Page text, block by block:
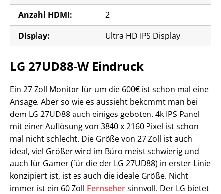
Anzahl HDMI:
2
Display:
Ultra HD IPS Display
LG 27UD88-W Eindruck
Ein 27 Zoll Monitor für um die 600€ ist schon mal eine
Ansage. Aber so wie es aussieht bekommt man bei
dem LG 27UD88 auch einiges geboten. 4k IPS Panel
mit einer Auflösung von 3840 x 2160 Pixel ist schon
mal nicht schlecht. Die Größe von 27 Zoll ist auch
ideal, viel Größer wird im Büro meist schwierig und
auch für Gamer (für die der LG 27UD88) in erster Linie
konzipiert ist, ist es auch die ideale Größe. Nicht
immer ist ein 60 Zoll Fernsehersinnvoll. Der LG bietet